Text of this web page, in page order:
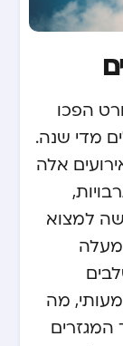
הפכו
מדי שנה.
אלה
למצוא
מה
המגזרים